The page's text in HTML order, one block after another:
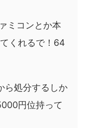
ミコンとか本
くれるで！64
ら処分するしか
円位持って